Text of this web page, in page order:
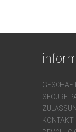
SECURE
KONTAKT